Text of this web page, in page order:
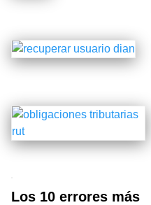
Los 10 errores más